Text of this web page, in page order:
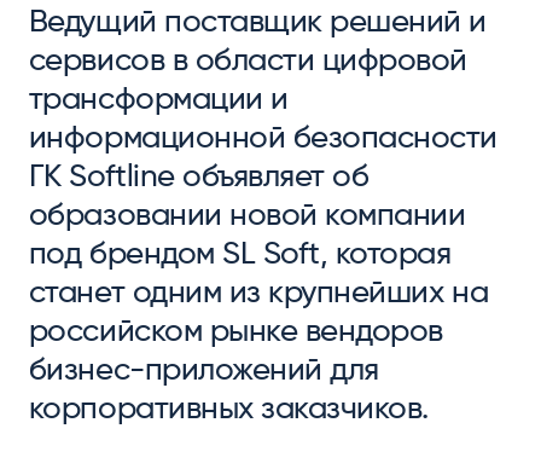
Ведущий поставщик решений и
сервисов в области цифровой
трансформации и
информационной безопасности
ГК Softline объявляет об
образовании новой компании
под брендом SL Soft, которая
станет одним из крупнейших на
российском рынке вендоров
бизнес-приложений для
корпоративных заказчиков.